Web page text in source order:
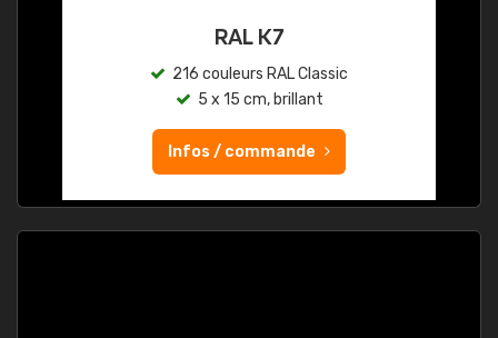
RAL K7
216 couleurs RAL Classic
5 x 15 cm, brillant
Infos / commande